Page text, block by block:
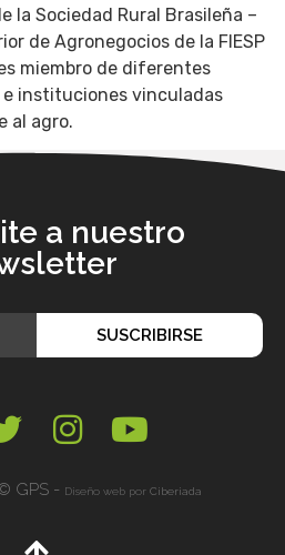
la Sociedad Rural Brasileña –
de Agronegocios de la FIESP
miembro de diferentes
instituciones vinculadas
al agro.
a nuestro
SUSCRIBIRSE
GPS - Diseño web por Ciberiada